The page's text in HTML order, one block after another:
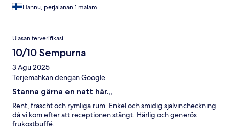
Hannu, perjalanan 1 malam
Ulasan terverifikasi
10/10 Sempurna
3 Agu 2025
Terjemahkan dengan Google
Stanna gärna en natt här.,,
Rent, fräscht och rymliga rum. Enkel och smidig självincheckning
då vi kom efter att receptionen stängt. Härlig och generös
frukostbuffé.